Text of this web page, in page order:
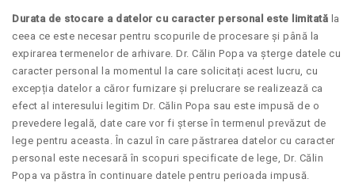
Durata de stocare a datelor cu caracter personal este limitată la
ceea ce este necesar pentru scopurile de procesare și până la
expirarea termenelor de arhivare. Dr. Călin Popa va șterge datele cu
caracter personal la momentul la care solicitați acest lucru, cu
excepția datelor a căror furnizare și prelucrare se realizează ca
efect al interesului legitim Dr. Călin Popa sau este impusă de o
prevedere legală, date care vor fi șterse în termenul prevăzut de
lege pentru aceasta. În cazul în care păstrarea datelor cu caracter
personal este necesară în scopuri specificate de lege, Dr. Călin
Popa va păstra în continuare datele pentru perioada impusă.